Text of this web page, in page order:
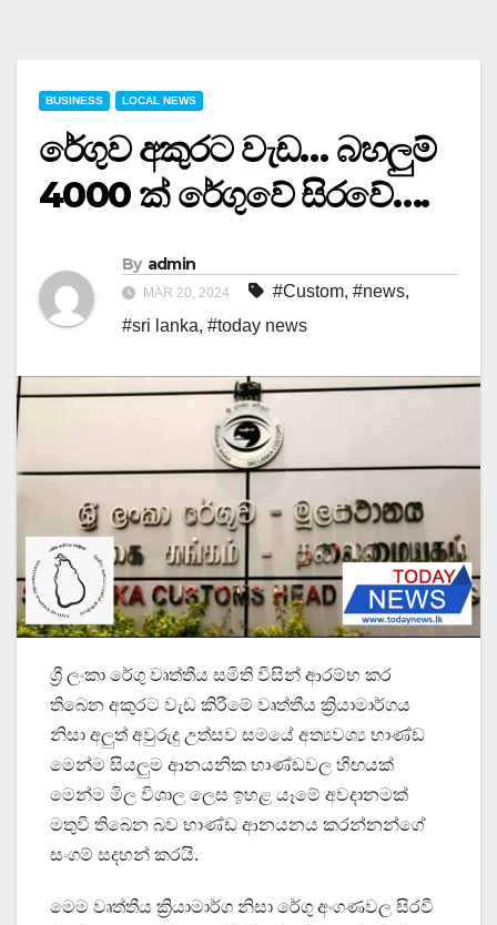
BUSINESS LOCAL NEWS
රේගුව අකුරට වැඩ… බහලුම්
4000 ක් රේගුවේ සිරවේ….
By admin
MAR 20, 2024 #Custom, #news,
#sri lanka, #today news
ශ්‍රී ලංකා රේගු වෘත්තීය සමිති විසින් ආරම්භ කර
තිබෙන අකුරට වැඩ කිරීමේ වෘත්තීය ක්‍රියාමාර්ගය
නිසා අලුත් අවුරුදු උත්සව සමයේ අත්‍යවශ්‍ය භාණ්ඩ
මෙන්ම සියලුම ආනයනික භාණ්ඩවල හිඟයක්
මෙන්ම මිල විශාල ලෙස ඉහළ යෑමේ අවදානමක්
මතුවී තිබෙන බව භාණ්ඩ ආනයනය කරන්නන්ගේ
සංගම් සදහන් කරයි.
මෙම වෘත්තීය ක්‍රියාමාර්ග නිසා රේගු අංගණවල සිරවී